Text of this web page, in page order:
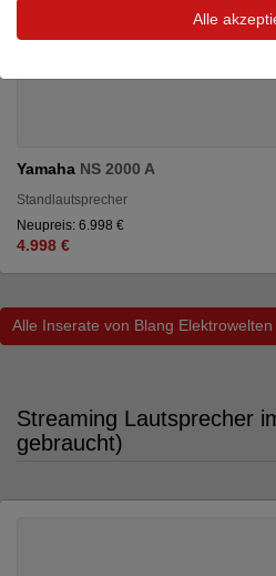
Yamaha NS 2000 A
Standlautsprecher
Neupreis: 6.998 €
4.998 €
Alle Inserate von Blang
Streaming Lautsprecher
gebraucht)
Alle